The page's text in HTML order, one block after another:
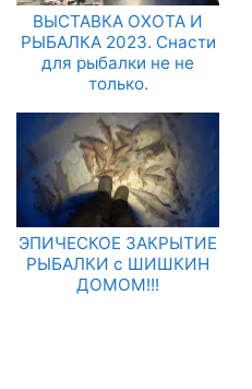
ВЫСТАВКА ОХОТА И
РЫБАЛКА 2023. Снасти
для рыбалки не не
только.
ЭПИЧЕСКОЕ ЗАКРЫТИЕ
РЫБАЛКИ с ШИШКИН
ДОМОМ!!!